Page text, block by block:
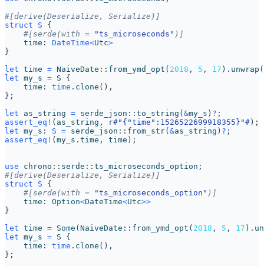
#[derive(Deserialize, Serialize)]
struct
S
{
#[serde(with =
"ts_microseconds" )]
time : DateTime<Utc>
}
let time = NaiveDate :: from_ymd_opt ( 2018 , 5 , 17 ). unwrap
let my_s = S
{
time : time . clone (),
};
let
as_string = serde_json :: to_string ( &my_s ) ? ;
assert_eq! ( as_string , r#"{"time":1526522699918355}"# );
let my_s : S = serde_json :: from_str( &as_string ) ? ;
assert_eq! ( my_s . time , time );
use chrono :: serde :: ts_microseconds_option ;
#[derive(Deserialize, Serialize)]
struct
S
{
#[serde(with =
"ts_microseconds_option" )]
time : Option<DateTime<Utc>>
}
let time = Some ( NaiveDate :: from_ymd_opt ( 2018 , 5 , 17 ).
let my_s = S
{
time : time . clone (),
};